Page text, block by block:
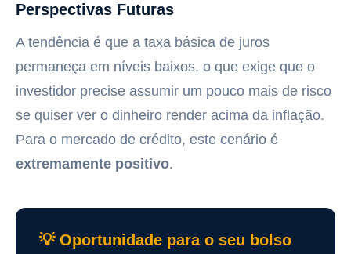
Perspectivas Futuras
A tendência é que a taxa básica de juros
permaneça em níveis baixos, o que exige que o
investidor precise assumir um pouco mais de risco
se quiser ver o dinheiro render acima da inflação.
Para o mercado de crédito, este cenário é
extremamente positivo.
💡 Oportunidade para o seu bolso